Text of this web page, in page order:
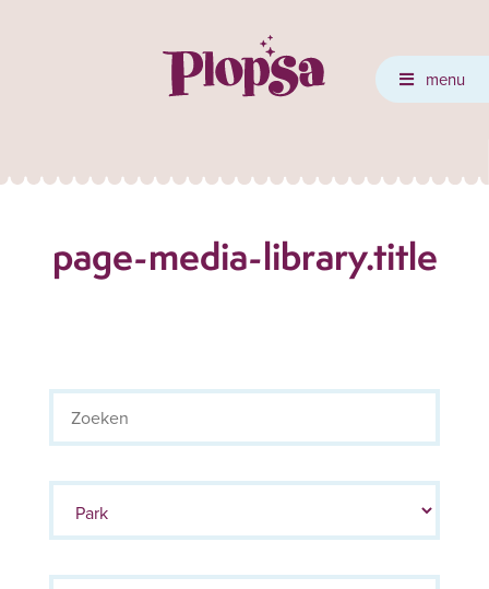
menu
page-media-library.title